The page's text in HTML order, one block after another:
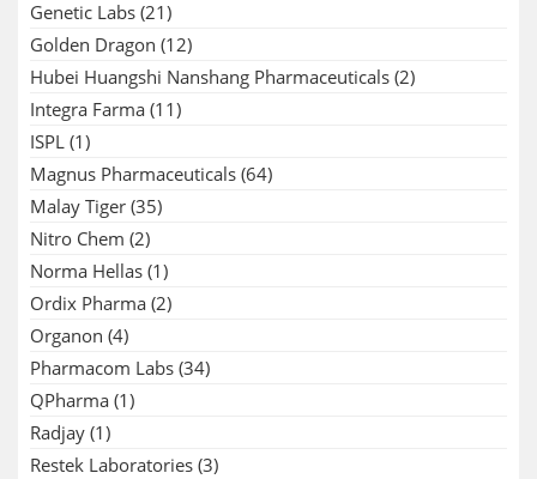
Genetic Labs (21)
Golden Dragon (12)
Hubei Huangshi Nanshang Pharmaceuticals (2)
Integra Farma (11)
ISPL (1)
Magnus Pharmaceuticals (64)
Malay Tiger (35)
Nitro Chem (2)
Norma Hellas (1)
Ordix Pharma (2)
Organon (4)
Pharmacom Labs (34)
QPharma (1)
Radjay (1)
Restek Laboratories (3)